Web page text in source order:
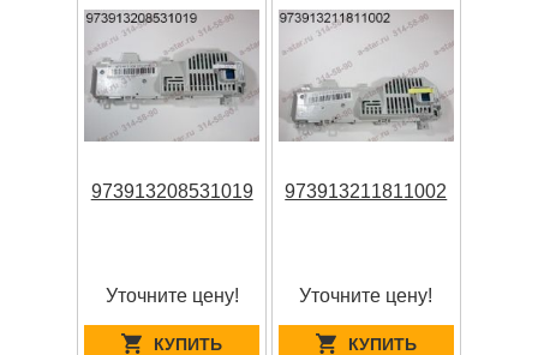
973913208531019
Уточните цену!
КУПИТЬ
973913211811002
Уточните цену!
КУПИТЬ